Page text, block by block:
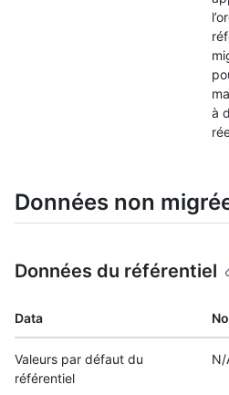
à
Données non
Données du référentiel
Data
Valeurs par défaut du
référentiel
N/